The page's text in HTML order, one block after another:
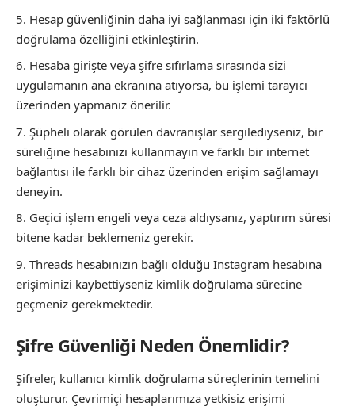
Hesap güvenliğinin daha iyi sağlanması için iki faktörlü
doğrulama özelliğini etkinleştirin.
Hesaba girişte veya şifre sıfırlama sırasında sizi
uygulamanın ana ekranına atıyorsa, bu işlemi tarayıcı
üzerinden yapmanız önerilir.
Şüpheli olarak görülen davranışlar sergilediyseniz, bir
süreliğine hesabınızı kullanmayın ve farklı bir internet
bağlantısı ile farklı bir cihaz üzerinden erişim sağlamayı
deneyin.
Geçici işlem engeli veya ceza aldıysanız, yaptırım süresi
bitene kadar beklemeniz gerekir.
Threads hesabınızın bağlı olduğu Instagram hesabına
erişiminizi kaybettiyseniz kimlik doğrulama sürecine
geçmeniz gerekmektedir.
Şifre Güvenliği Neden Önemlidir?
Şifreler, kullanıcı kimlik doğrulama süreçlerinin temelini
oluşturur. Çevrimiçi hesaplarımıza yetkisiz erişimi